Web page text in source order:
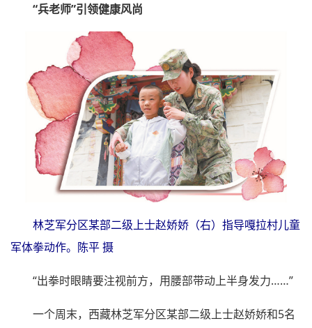
“兵老师”引领健康风尚
林芝军分区某部二级上士赵娇娇（右）指导嘎拉村儿童
军体拳动作。陈平 摄
“出拳时眼睛要注视前方，用腰部带动上半身发力……”
一个周末，西藏林芝军分区某部二级上士赵娇娇和5名